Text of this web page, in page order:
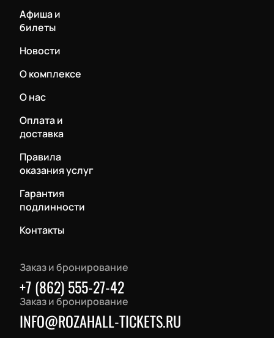
Афиша и
билеты
Новости
О комплексе
О нас
Оплата и
доставка
Правила
оказания услуг
Гарантия
подлинности
Контакты
Заказ и бронирование
+7 (862) 555-27-42
Заказ и бронирование
INFO@ROZAHALL-TICKETS.RU